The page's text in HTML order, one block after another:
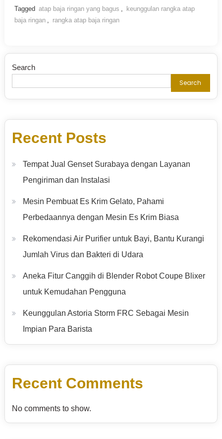
Tagged atap baja ringan yang bagus ,
keunggulan rangka atap
baja ringan , rangka atap baja ringan
Search
Search
Recent Posts
Tempat Jual Genset Surabaya dengan Layanan
Pengiriman dan Instalasi
Mesin Pembuat Es Krim Gelato, Pahami
Perbedaannya dengan Mesin Es Krim Biasa
Rekomendasi Air Purifier untuk Bayi, Bantu Kurangi
Jumlah Virus dan Bakteri di Udara
Aneka Fitur Canggih di Blender Robot Coupe Blixer
untuk Kemudahan Pengguna
Keunggulan Astoria Storm FRC Sebagai Mesin
Impian Para Barista
Recent Comments
No comments to show.